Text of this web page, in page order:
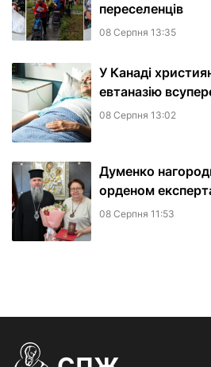
переселенців
08 Серпня 13:35
У Канаді
евтаназію
08 Серпня 13:02
Думенко
орденом
08 Серпня 11:53